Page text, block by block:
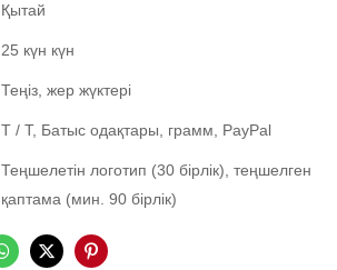
Қытай
25 күн күн
Теңіз, жер жүктері
T / T, Батыс одақтары, грамм, PayPal
Теңшелетін логотип (30 бірлік), теңшелген
қаптама (мин. 90 бірлік)